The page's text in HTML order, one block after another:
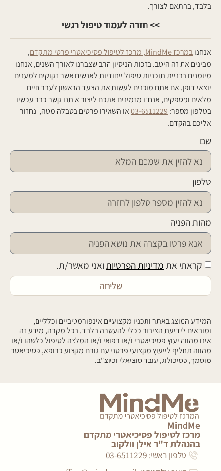
בלבד, בהתאם לצורך.
>> חזרה לעמוד טיפול רגשי
אנחנובמרכז MindMe, מרכז לטיפול פסיכיאטרי פרטי מתקדם
,
מבינים את זה היטב. בזכות הניסיון הרב שצברנו לאורך השנים, אנחנו
מיומנים בבניית תוכניות טיפול ייחודיות לאנשים אשר זקוקים למענים
יוצאי דופן. אם אתם מוכנים לעשות את הצעד הראשון לעבר חיים
מלאים ומספקים, אנחנו מזמינים אתכם ליצור איתנו קשר כבר עכשיו
בטלפון מספר: 03-6511229או השאירו פרטים בטבלה מטה, ונחזור
אליכם בהקדם.
שם
טלפון
מהות הפניה
קראתי אתמדיניות הפרטיותואני מאשר/ת.
שליחה
המידע המוצג באתר ותכניו מקצועיים אינפורמטיביים וכלליים,
ומובאים לידיעת הציבור ככלי להעשרה בלבד. בכל מקרה, מידע זה
אינו מהווה יעוץ פסיכיאטרי ו/או רפואי ו/או המלצה לטיפול כלשהו ו/או
מהווה תחליף לייעוץ מקצועי פרטני עם גורם מקצוע כרופא, פסיכיאטר
מוסמך, פסיכולוג, עובד סוציאלי וכיוצ"ב.
MindMe
מרכז לטיפול פסיכיאטרי מתקדם
בהנהלת ד"ר אילן וולקוב
טלפון ראשי: 03-6511229